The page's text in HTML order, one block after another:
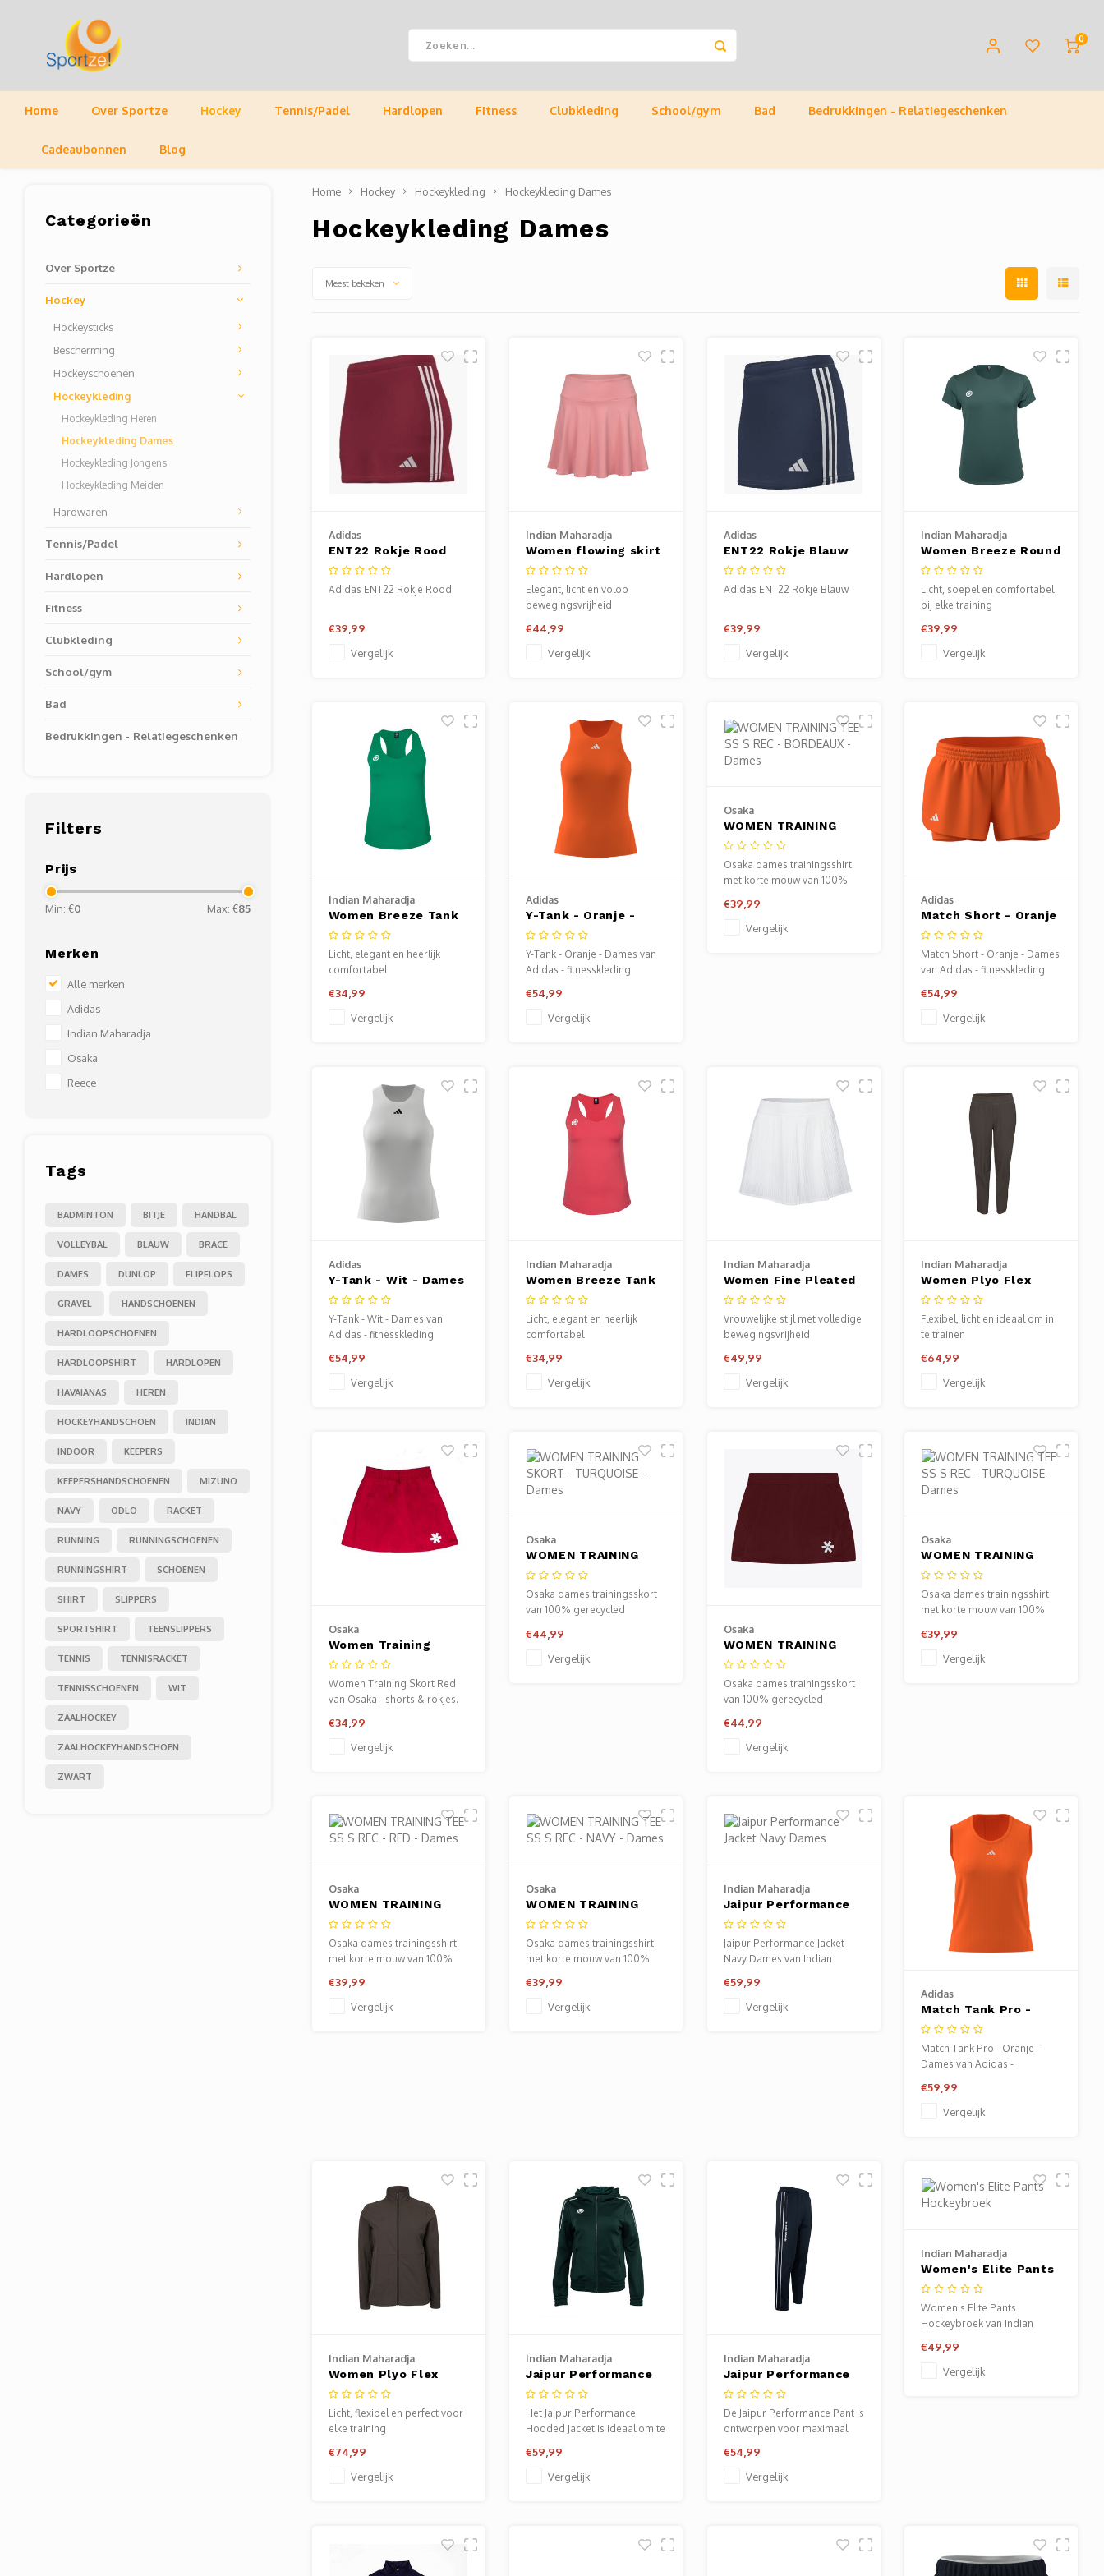
0
Home Over Sportze Hockey Tennis/Padel Hardlopen Fitness Clubkleding School/gym Bad Bedrukkingen - Relatiegeschenken
Cadeaubonnen Blog
Categorieën
Over Sportze
Hockey
Hockeysticks
Bescherming
Hockeyschoenen
Hockeykleding
Hockeykleding Heren
Hockeykleding Dames
Hockeykleding Jongens
Hockeykleding Meiden
Hardwaren
Tennis/Padel
Hardlopen
Fitness
Clubkleding
School/gym
Bad
Bedrukkingen - Relatiegeschenken
Filters
Prijs
Min: €0 Max: €85
Merken
Alle merken
Adidas
Indian Maharadja
Osaka
Reece
Tags
BADMINTON BITJE HANDBAL
VOLLEYBAL BLAUW BRACE
DAMES DUNLOP FLIPFLOPS
GRAVEL HANDSCHOENEN
HARDLOOPSCHOENEN
HARDLOOPSHIRT HARDLOPEN
HAVAIANAS HEREN
HOCKEYHANDSCHOEN INDIAN
INDOOR KEEPERS
KEEPERSHANDSCHOENEN MIZUNO
NAVY ODLO RACKET
RUNNING RUNNINGSCHOENEN
RUNNINGSHIRT SCHOENEN
SHIRT SLIPPERS
SPORTSHIRT TEENSLIPPERS
TENNIS TENNISRACKET
TENNISSCHOENEN WIT
ZAALHOCKEY
ZAALHOCKEYHANDSCHOEN
ZWART
Home Hockey Hockeykleding Hockeykleding Dames
Hockeykleding Dames
Meest bekeken
Adidas
ENT22 Rokje Rood
Adidas ENT22 Rokje Rood
€39,99
Vergelijk
Indian Maharadja
Women flowing skirt
Blush Pink
Elegant, licht en volop
bewegingsvrijheid
€44,99
Vergelijk
Adidas
ENT22 Rokje Blauw
Adidas ENT22 Rokje Blauw
€39,99
Vergelijk
Indian Maharadja
Women Breeze Round
Neck Tee - Hunter
Green
Licht, soepel en comfortabel
bij elke training
€39,99
Vergelijk
Indian Maharadja
Women Breeze Tank
- Lush Green
Licht, elegant en heerlijk
comfortabel
€34,99
Vergelijk
Adidas
Y-Tank - Oranje -
Dames
Y-Tank - Oranje - Dames van
Adidas - fitnesskleding
Sportze Baarn.
€54,99
Vergelijk
Osaka
WOMEN TRAINING
TEE SS S REC -
BORDEAUX - Dames
Osaka dames trainingsshirt
met korte mouw van 100%
ademend en
vochtregulerend.
€39,99
Vergelijk
Adidas
Match Short - Oranje
- Dames
Match Short - Oranje - Dames
van Adidas - fitnesskleding
Sportze Baarn.
€54,99
Vergelijk
Adidas
Y-Tank - Wit - Dames
Y-Tank - Wit - Dames van
Adidas - fitnesskleding
Sportze Baarn.
€54,99
Vergelijk
Indian Maharadja
Women Breeze Tank
- Berry Rose
Licht, elegant en heerlijk
comfortabel
€34,99
Vergelijk
Indian Maharadja
Women Fine Pleated
Skirt - White
Vrouwelijke stijl met volledige
bewegingsvrijheid
€49,99
Vergelijk
Indian Maharadja
Women Plyo Flex
Pant Regular Fit -
Black Olive
Flexibel, licht en ideaal om in
te trainen
€64,99
Vergelijk
Osaka
Women Training
Skort Red
Women Training Skort Red
van Osaka - shorts & rokjes.
Baarn.
€34,99
Vergelijk
Osaka
WOMEN TRAINING
SKORT - TURQUOISE
- Dames
Osaka dames trainingsskort
van 100% gerecycled
broek - ademend,
vochtregulerend en rekbaar.
€44,99
Vergelijk
Osaka
WOMEN TRAINING
SKORT - BORDEAUX -
Dames
Osaka dames trainingsskort
van 100% gerecycled
broek - ademend,
vochtregulerend en rekbaar.
€44,99
Vergelijk
Osaka
WOMEN TRAINING
TEE SS S REC -
TURQUOISE - Dames
Osaka dames trainingsshirt
met korte mouw van 100%
ademend en
vochtregulerend.
€39,99
Vergelijk
Osaka
WOMEN TRAINING
TEE SS S REC - RED -
Dames
Osaka dames trainingsshirt
met korte mouw van 100%
ademend en
vochtregulerend.
€39,99
Vergelijk
Osaka
WOMEN TRAINING
TEE SS S REC - NAVY
- Dames
Osaka dames trainingsshirt
met korte mouw van 100%
ademend en
vochtregulerend.
€39,99
Vergelijk
Indian Maharadja
Jaipur Performance
Jacket Navy Dames
Jaipur Performance Jacket
Navy Dames van Indian
dames. Verkrijgbaar bij
Sportze Baarn.
€59,99
Vergelijk
Adidas
Match Tank Pro -
Oranje - Dames
Match Tank Pro - Oranje -
Dames van Adidas -
Verkrijgbaar bij Sportze
Baarn.
€59,99
Vergelijk
Indian Maharadja
Women Plyo Flex
Jacket - Black Olive
Licht, flexibel en perfect voor
elke training
€74,99
Vergelijk
Indian Maharadja
Jaipur Performance
Hooded Groen Dames
Het Jaipur Performance
Hooded Jacket is ideaal om te
training of wedstrijd.
€59,99
Vergelijk
Indian Maharadja
Jaipur Performance
Pant Navy Dames
De Jaipur Performance Pant is
ontworpen voor maximaal
tijdens het sporten.
€54,99
Vergelijk
Indian Maharadja
Women's Elite Pants
Hockeybroek
Women's Elite Pants
Hockeybroek van Indian
dames. Verkrijgbaar bij
Sportze Baarn.
€49,99
Vergelijk